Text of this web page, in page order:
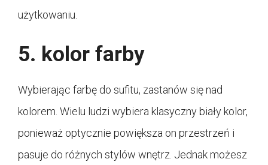
użytkowaniu.
5. kolor farby
Wybierając farbę do sufitu, zastanów się nad
kolorem. Wielu ludzi wybiera klasyczny biały kolor,
ponieważ optycznie powiększa on przestrzeń i
pasuje do różnych stylów wnętrz. Jednak możesz